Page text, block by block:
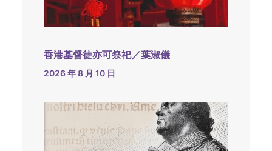
香港基督徒亦可祭祀／葉淑儀
2026 年 8 月 10 日